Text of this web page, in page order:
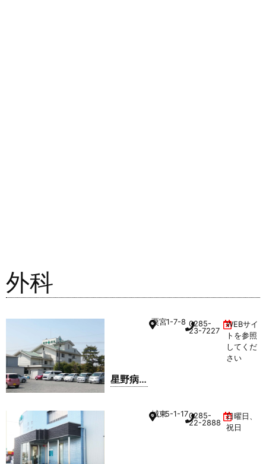
外科
星野病
粟宮1-7-8 0285-
23-7227
WEBサイ
トを参照
してくだ
さい
城東5-1-170285-
22-2888
日曜日、
祝日